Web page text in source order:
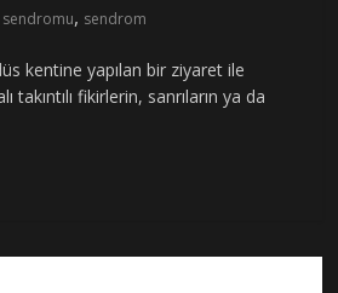
sendromu, sendrom
kentine yapılan bir ziyaret ile
takıntılı fikirlerin, sanrıların ya da